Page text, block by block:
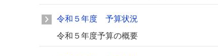
令和５年度 予算状況
令和５年度予算の概要